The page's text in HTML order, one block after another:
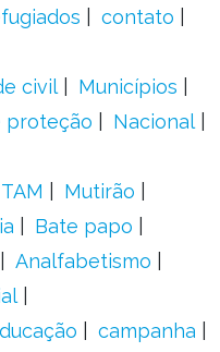
contato
civil
Municípios
proteção
Nacional
TAM
Mutirão
Bate papo
Analfabetismo
campanha